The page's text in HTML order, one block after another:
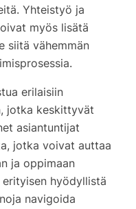
Yhteistyö ja
myös lisätä
siitä vähemmän
erilaisiin
jotka keskittyvät
asiantuntijat
jotka voivat auttaa
ja oppimaan
hyödyllistä
navigoida